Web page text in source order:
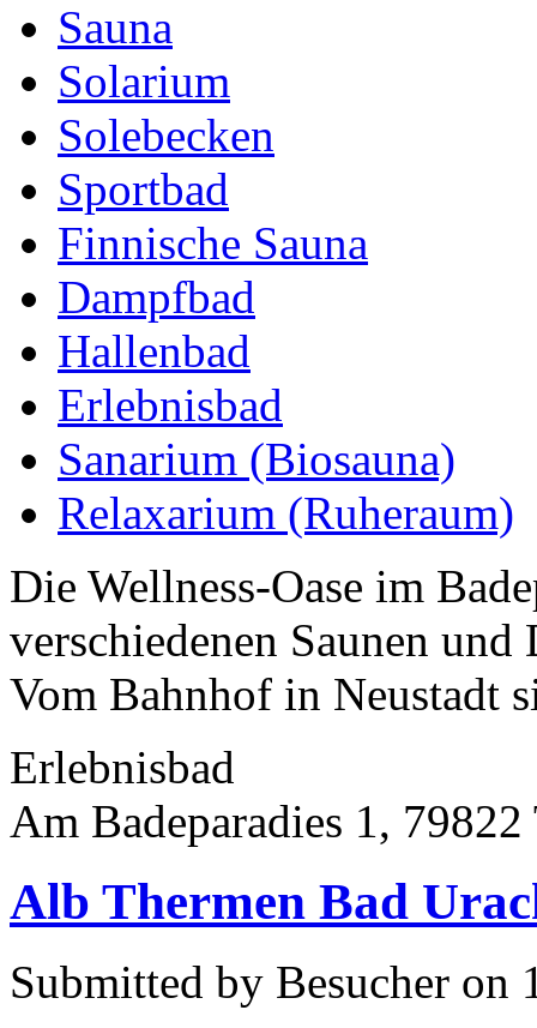
Sauna
Solarium
Solebecken
Sportbad
Finnische Sauna
Dampfbad
Hallenbad
Erlebnisbad
Sanarium (Biosauna)
Relaxarium (Ruheraum)
Die Wellness-Oase im
verschiedenen Saunen
Vom Bahnhof in Neustadt
Erlebnisbad
Am Badeparadies 1,
Alb Thermen Bad
Submitted by Besucher on